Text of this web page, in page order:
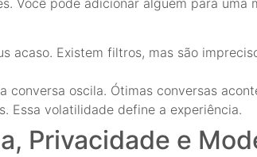
acaso. Existem filtros, mas são
conversa oscila. Ótimas conversas
Essa volatilidade define a experiência.
Privacidade e